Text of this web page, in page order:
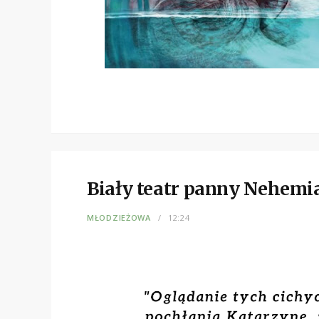
Biały teatr panny
MŁODZIEŻOWA 12:24